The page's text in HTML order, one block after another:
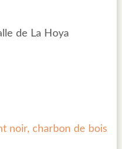
de La Hoya
noir, charbon de bois